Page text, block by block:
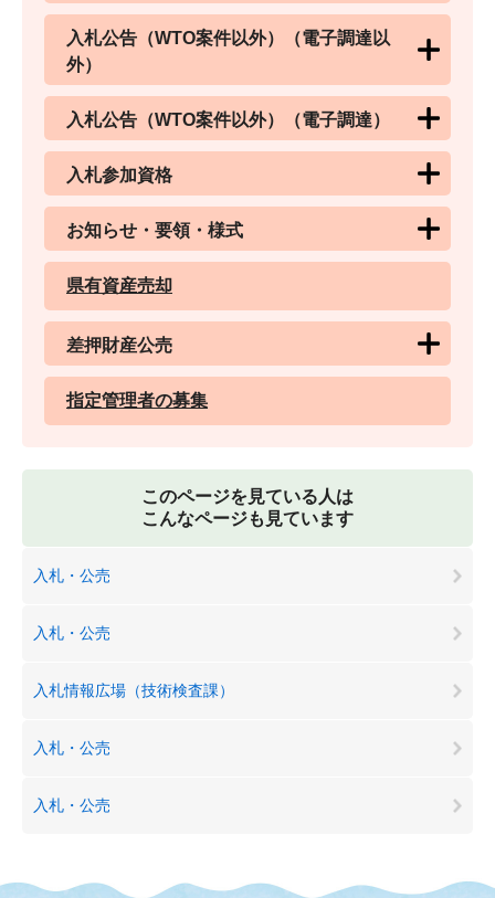
入札公告（WTO案件以外）（電子調達以
外）
入札公告（WTO案件以外）（電子調達）
入札参加資格
お知らせ・要領・様式
県有資産売却
差押財産公売
指定管理者の募集
このページを見ている人は
こんなページも見ています
入札・公売
入札・公売
入札情報広場（技術検査課）
入札・公売
入札・公売